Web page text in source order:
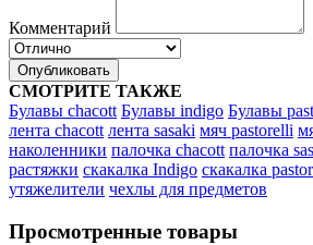
Комментарий
Опубликовать
СМОТРИТЕ ТАКЖЕ
Булавы chacott Булавы indigo Булавы
лента chacott лента sasaki мяч pastorelli
наколенники палочка chacott палочка
растяжки скакалка Indigo скакалка
утяжелители чехлы для предметов
Просмотренные товары